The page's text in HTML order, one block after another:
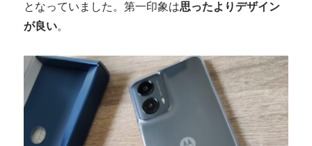
となっていました。第一印象は思ったよりデザイン
が良い。